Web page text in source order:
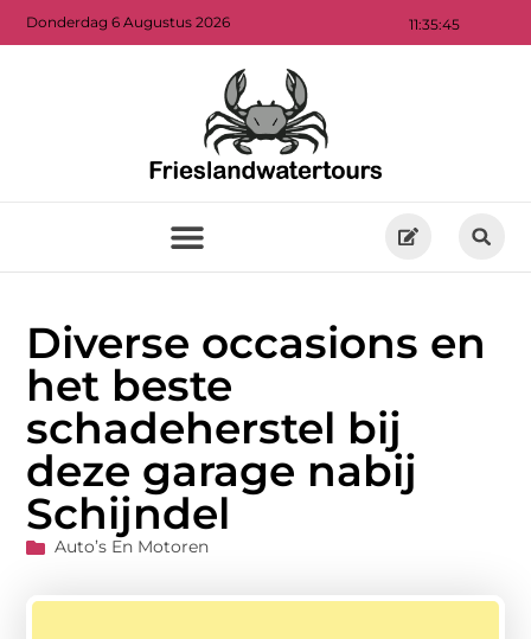
11:35:46
Donderdag 6 Augustus 2026
Diverse occasions en
het beste
schadeherstel bij
deze garage nabij
Schijndel
Auto’s En Motoren